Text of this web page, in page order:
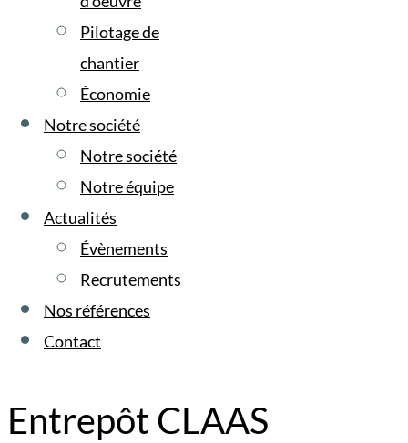
Pilotage de
chantier
Économie
Notre société
Notre société
Notre équipe
Actualités
Évènements
Recrutements
Nos références
Contact
Entrepôt CLAAS